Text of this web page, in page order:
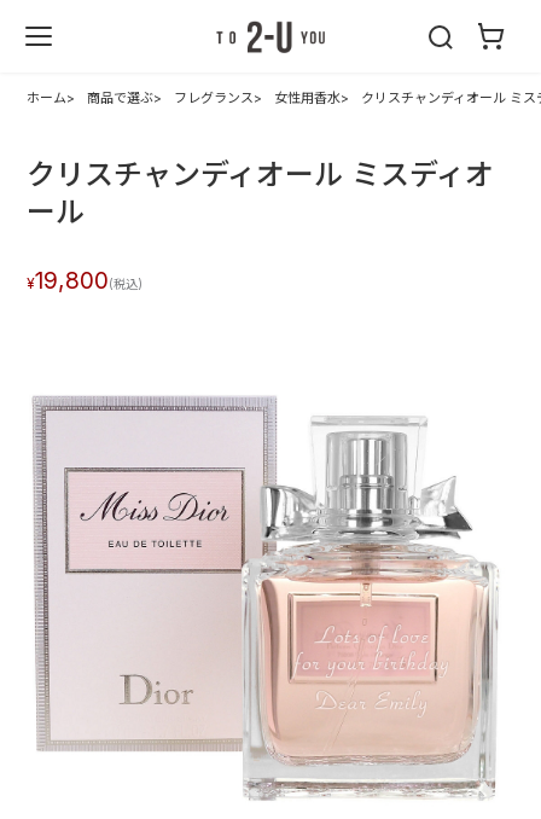
ホーム 商品で選ぶ フレグランス 女性用香水 クリスチャンディオール ミス
クリスチャンディオール ミスディオ
ール
19,800